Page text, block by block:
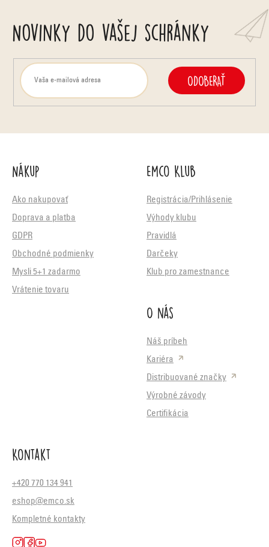
Novinky do vašej schránky
ODOBERAŤ
Nákup
Ako nakupovať
Doprava a platba
GDPR
Obchodné podmienky
Mysli 5+1 zadarmo
Vrátenie tovaru
Emco Klub
Registrácia/Prihlásenie
Výhody klubu
Pravidlá
Darčeky
Klub pro zamestnance
O nás
Náš príbeh
Kariéra
Distribuované značky
Výrobné závody
Certifikácia
Kontakt
+420 770 134 941
eshop@emco.sk
Kompletné kontakty